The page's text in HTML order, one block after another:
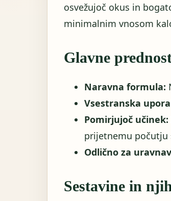
osvežujoč okus in
minimalnim vnosom
Glavne
Naravna formula:
Vsestranska
Pomirjujoč učinek:
prijetnemu počutju
Odlično za
Sestavine in